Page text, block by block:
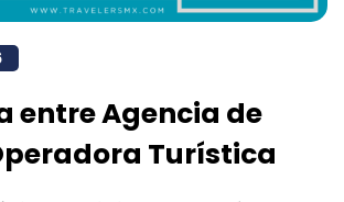
entre Agencia de
Turística